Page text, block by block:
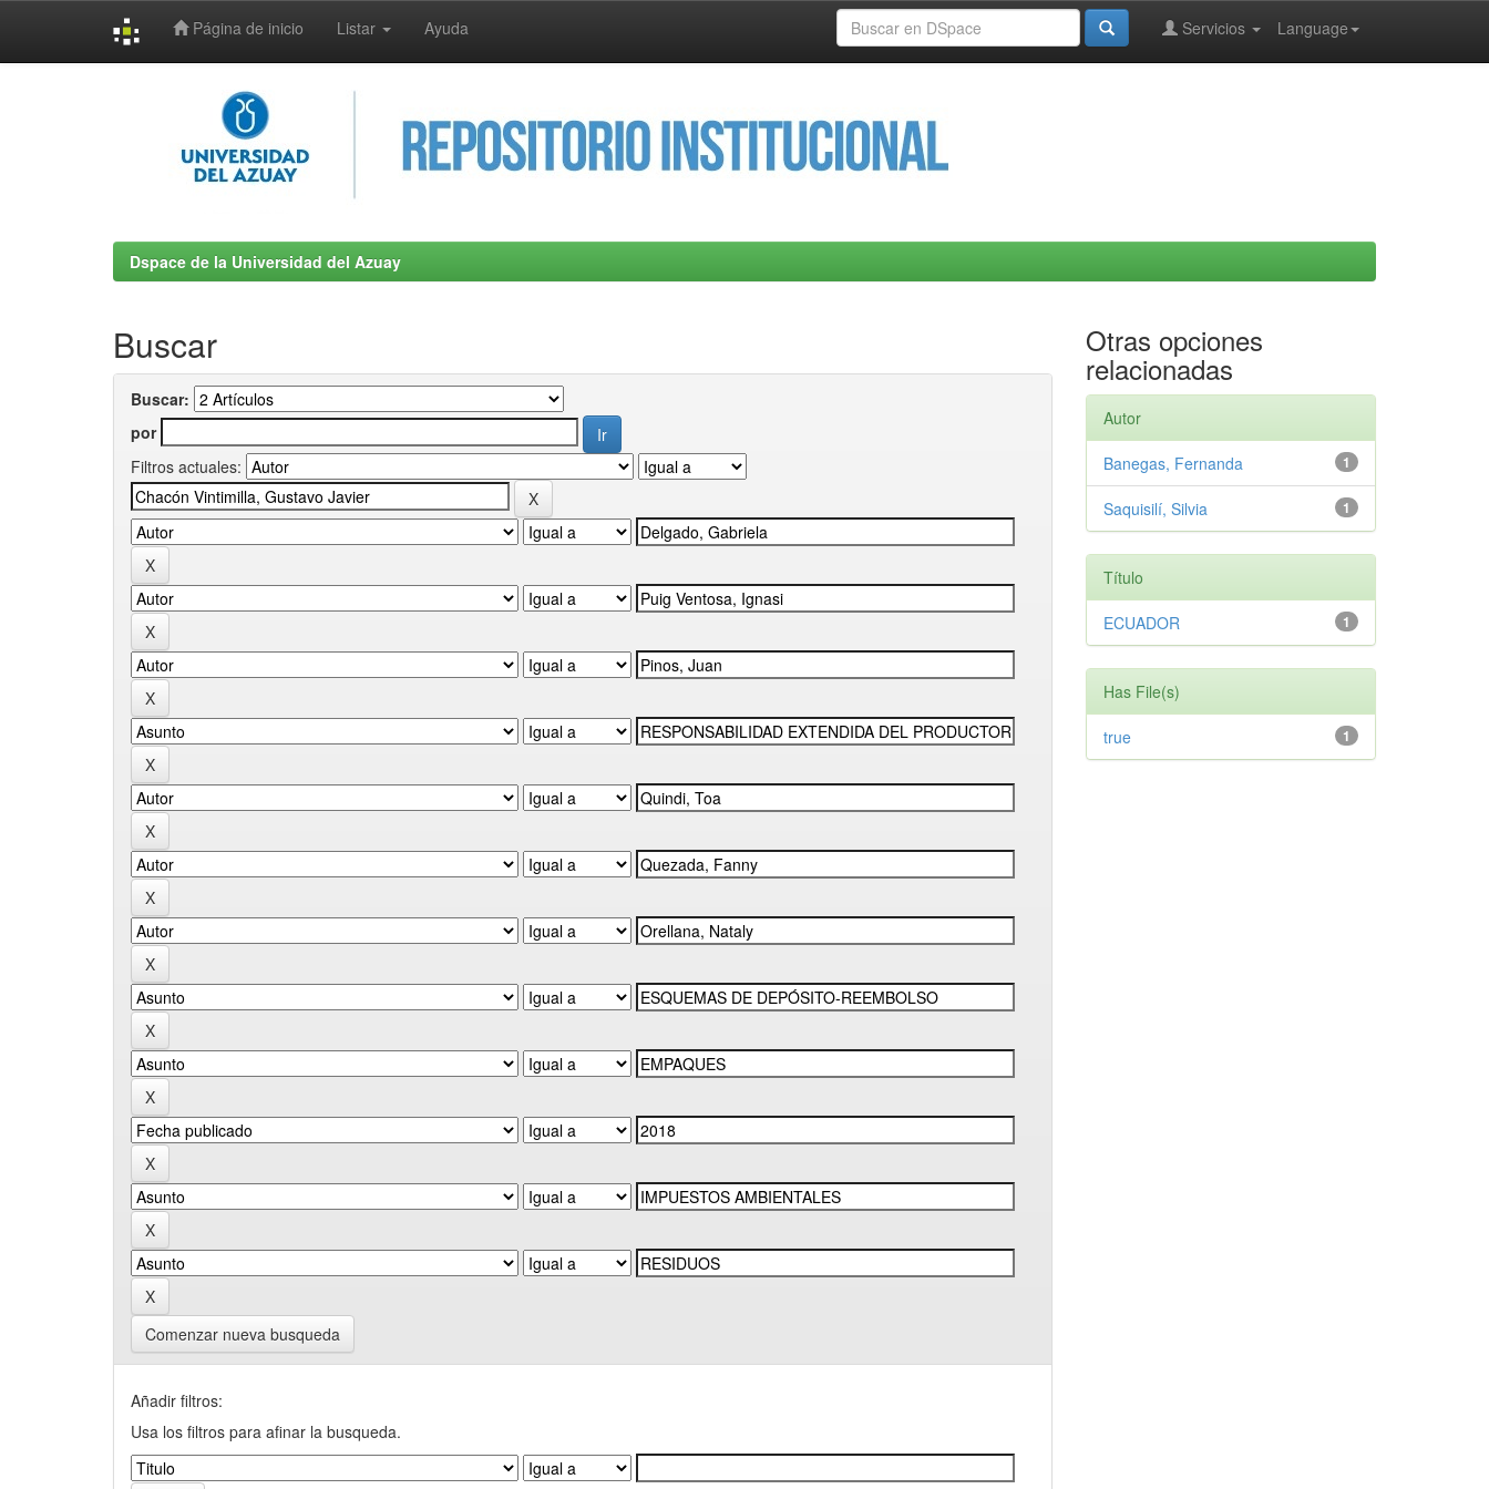
Página de inicio Listar Ayuda Language
Servicios
Dspace de la Universidad del Azuay
Buscar
Buscar:
por
Filtros actuales:
Comenzar nueva busqueda
Añadir filtros:
Usa los filtros para afinar la busqueda.
Otras opciones
relacionadas
Autor
1
Banegas, Fernanda
1
Saquisilí, Silvia
Título
1
ECUADOR
Has File(s)
1
true